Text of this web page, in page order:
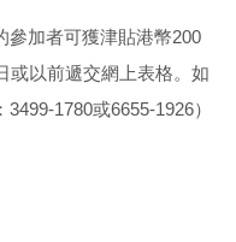
參加者可獲津貼港幣200
或以前遞交網上表格。如
1780或6655-1926）